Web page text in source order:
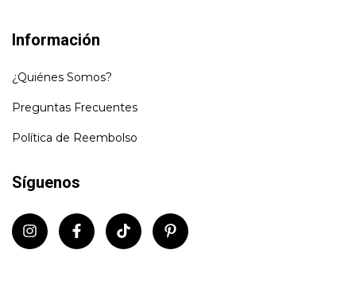
Información
¿Quiénes Somos?
Preguntas Frecuentes
Política de Reembolso
Síguenos